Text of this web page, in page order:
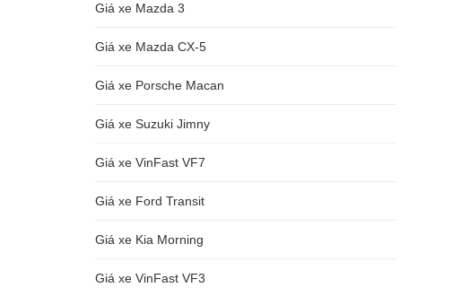
Giá xe Mazda 3
Giá xe Mazda CX-5
Giá xe Porsche Macan
Giá xe Suzuki Jimny
Giá xe VinFast VF7
Giá xe Ford Transit
Giá xe Kia Morning
Giá xe VinFast VF3